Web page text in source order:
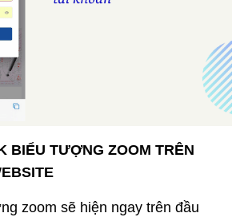
BIỂU TƯỢNG ZOOM TRÊN
zoom sẽ hiện ngay trên đầu